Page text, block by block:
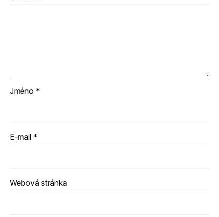
Jméno *
E-mail *
Webová stránka